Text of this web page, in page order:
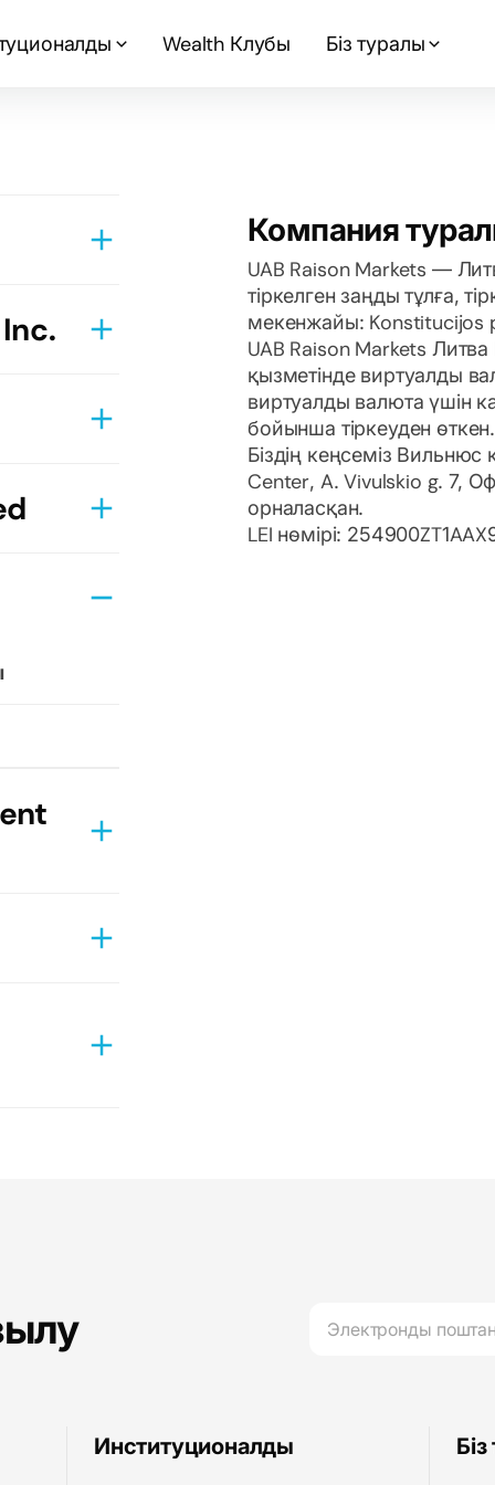
Wealth Клубы Біз туралы
Компания
UAB Raison Markets —
тіркелген заңды тұлға,
мекенжайы: Konstitucijos
UAB Raison Markets
қызметінде виртуалды
виртуалды валюта үшін
бойынша тіркеуден өткен.
Біздің кеңсеміз
Center, A. Vivulskio g. 7,
орналасқан.
LEI нөмірі:
Институционалды